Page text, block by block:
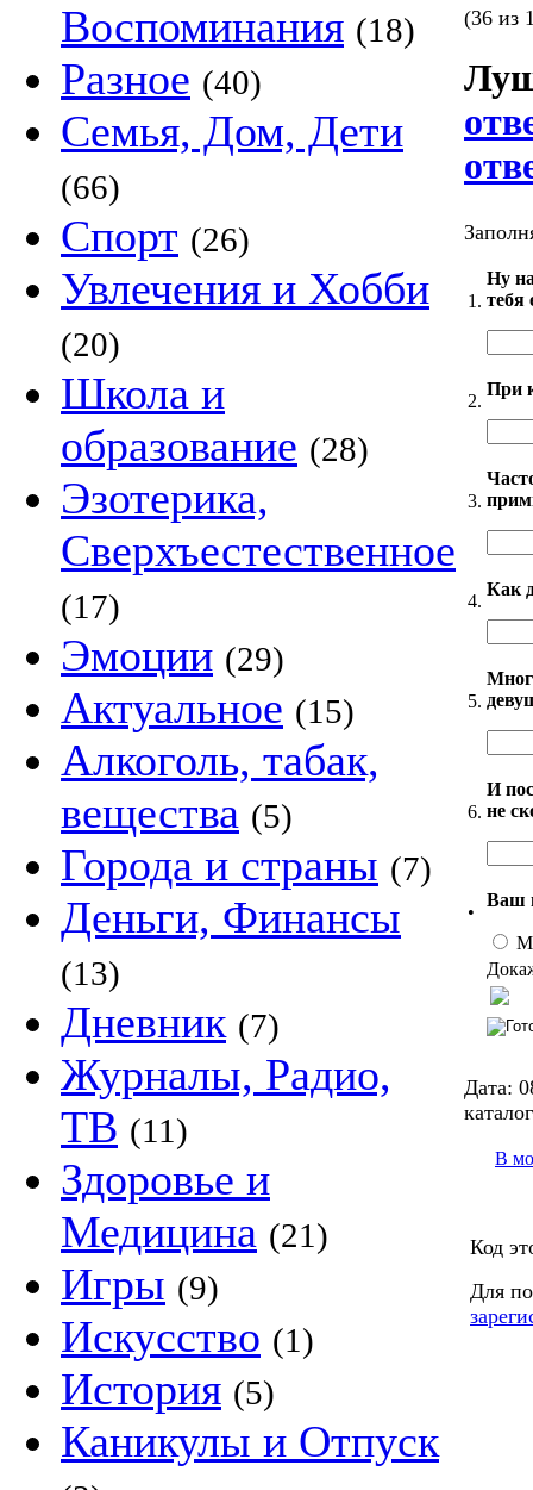
Воспоминания (18)
Разное (40)
Семья, Дом, Дети
(66)
Спорт (26)
Увлечения и Хобби
(20)
Школа и
образование (28)
Эзотерика,
Сверхъестественное
(17)
Эмоции (29)
Актуальное (15)
Алкоголь, табак,
вещества (5)
Города и страны (7)
Деньги, Финансы
(13)
Дневник (7)
Журналы, Радио,
ТВ (11)
Здоровье и
Медицина (21)
Игры (9)
Искусство (1)
История (5)
Каникулы и Отпуск
(36 из
1.
Ну
тебя
2.
При
3.
4.
Как
5.
6.
И
не
•
Ваш
Дата:
В
Код
Для